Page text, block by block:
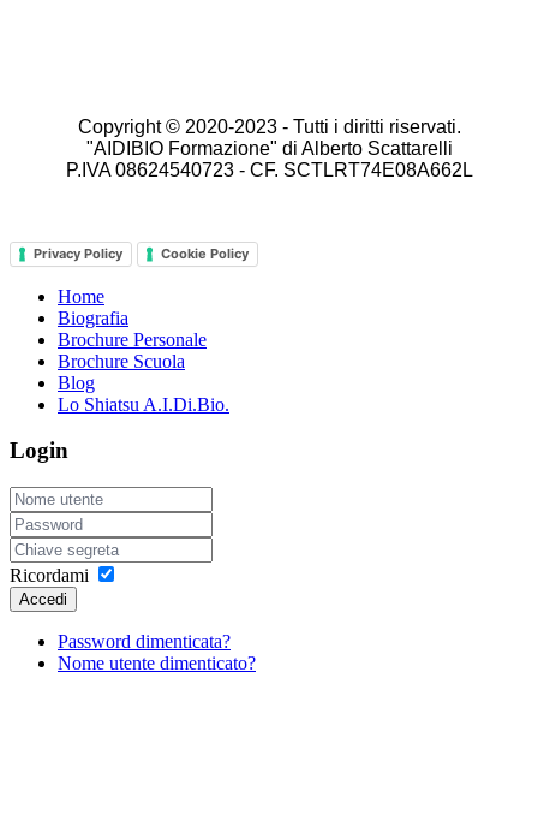
Copyright © 2020-2023 - Tutti i diritti riservati.
"AIDIBIO Formazione" di Alberto Scattarelli
P.IVA 08624540723 - CF. SCTLRT74E08A662L
Privacy Policy Cookie Policy
Home
Biografia
Brochure Personale
Brochure Scuola
Blog
Lo Shiatsu A.I.Di.Bio.
Login
Ricordami
Accedi
Password dimenticata?
Nome utente dimenticato?